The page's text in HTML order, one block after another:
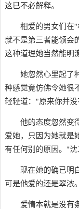
这已不必解释。
相爱的男女们在
就不是第三者能领会
这种道理她当然能明
她忽然心里起了
种感觉竟仿佛令她很
轻轻道："原来你并
他的态度忽然变
爱她，只因为她就是
有任何别的原因。"
现在她的确已明
可是他爱的还是翠浓。
爱情本就是没有